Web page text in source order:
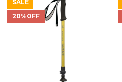
SALE
20%OFF